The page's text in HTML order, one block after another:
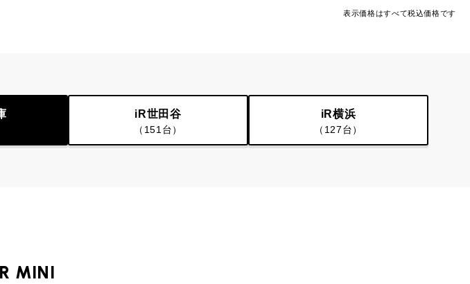
表示価格はすべて税込価格です
iR世田谷
（151台）
iR横浜
（127台）
MINI